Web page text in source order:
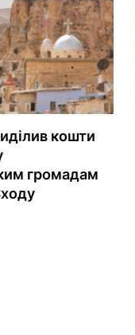
кошти
громадам